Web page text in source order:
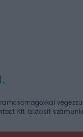
Kft. biztosít